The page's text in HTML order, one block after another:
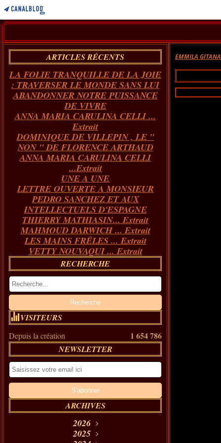
ARTICLES RÉCENTS
LA FOLIE TRANQUILLE DE LA JOIE
: TRAVERSER LE MONDE SANS LUI
ABANDONNER NOTRE PUISSANCE
DE VIVRE
ANNA MARIA CARULINA CELLI ...
Extrait
DOMINIQUE DE VILLEPIN , LE "
NON " DE FLORENCE ARTHAUD
ANNA MARIA CARULINA CELLI
...Extrait
UNE A UNE
LETTRE OUVERTE A MONSIEUR
PEDRO SANCHEZ ET AUX
INTELLECTUELS D'ESPAGNE
THIERRY MATHIASIN... Extrait
MAHMOUD DARWICH ... Extrait
LES MAINS FRÊLES ... Extrait
VETTY NOUVAQUI ... Extrait
RECHERCHE
VISITEURS
Depuis la création 1 654 786
NEWSLETTER
ARCHIVES
2026
Août(11)
2025
EMMILA GITANA